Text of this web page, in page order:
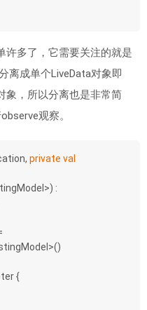
许多了，它需要关注的就是
离成单个LiveData对象即
象，所以分离也是非常简
观察。
private val
:
{